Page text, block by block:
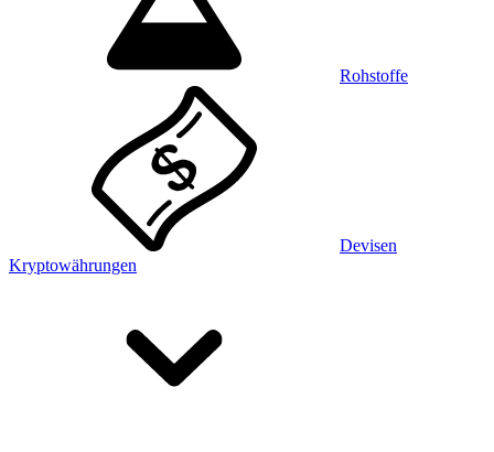
Rohstoffe
Devisen
Kryptowährungen